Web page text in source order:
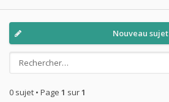
Nouveau sujet
0 sujet • Page 1 sur1